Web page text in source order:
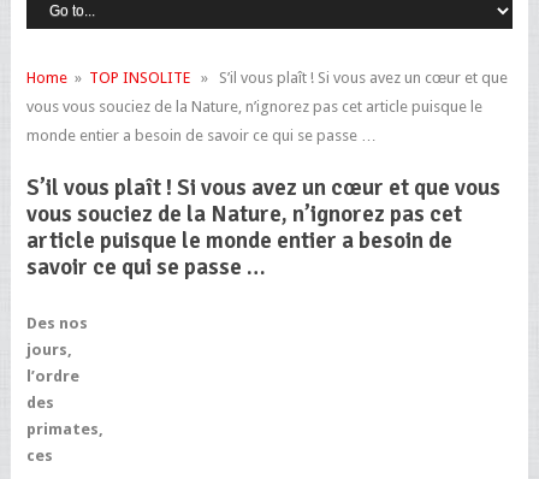
Home» TOP INSOLITE» S’il vous plaît ! Si vous avez un cœur et que
vous vous souciez de la Nature, n’ignorez pas cet article puisque le
monde entier a besoin de savoir ce qui se passe …
S’il vous plaît ! Si vous avez un cœur et que vous
vous souciez de la Nature, n’ignorez pas cet
article puisque le monde entier a besoin de
savoir ce qui se passe …
Des nos
jours,
l’ordre
des
primates,
ces